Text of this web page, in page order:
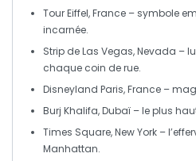
Tour Eiffel, France – symbole
incarnée.
Strip de Las Vegas, Nevada –
chaque coin de rue.
Disneyland Paris, France –
Burj Khalifa, Dubaï – le plus
Times Square, New York –
Manhattan.